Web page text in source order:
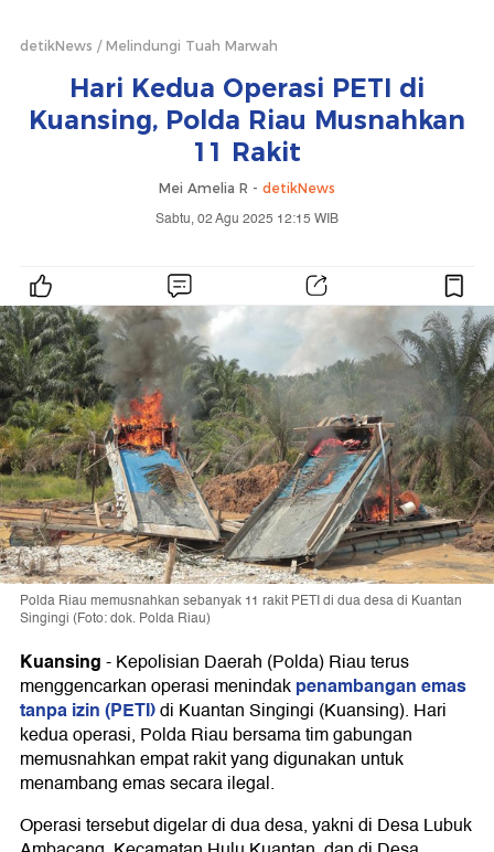
detikNews Melindungi Tuah Marwah
Hari Kedua Operasi PETI di
Kuansing, Polda Riau Musnahkan
11 Rakit
Mei Amelia R - detikNews
Sabtu, 02 Agu 2025 12:15 WIB
Polda Riau memusnahkan sebanyak 11 rakit PETI di dua desa di Kuantan
Singingi (Foto: dok. Polda Riau)
Kuansing-Kepolisian Daerah (Polda) Riau terus
menggencarkan operasi menindakpenambangan emas
tanpa izin (PETI)di Kuantan Singingi (Kuansing). Hari
kedua operasi, Polda Riau bersama tim gabungan
memusnahkan empat rakit yang digunakan untuk
menambang emas secara ilegal.
Operasi tersebut digelar di dua desa, yakni di Desa Lubuk